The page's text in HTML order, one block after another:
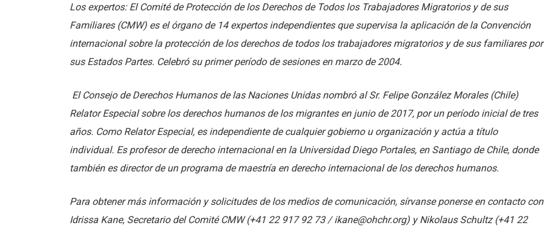
Los expertos: El Comité de Protección de los Derechos de Todos los Trabajadores Migratorios y de sus
Familiares (CMW) es el órgano de 14 expertos independientes que supervisa la aplicación de la Convención
internacional sobre la protección de los derechos de todos los trabajadores migratorios y de sus familiares por
sus Estados Partes. Celebró su primer período de sesiones en marzo de 2004.
El Consejo de Derechos Humanos de las Naciones Unidas nombró al Sr. Felipe González Morales (Chile)
Relator Especial sobre los derechos humanos de los migrantes en junio de 2017, por un período inicial de tres
años. Como Relator Especial, es independiente de cualquier gobierno u organización y actúa a título
individual. Es profesor de derecho internacional en la Universidad Diego Portales, en Santiago de Chile, donde
también es director de un programa de maestría en derecho internacional de los derechos humanos.
Para obtener más información y solicitudes de los medios de comunicación, sírvanse ponerse en contacto con
Idrissa Kane, Secretario del Comité CMW (+41 22 917 92 73 / ikane@ohchr.org) y Nikolaus Schultz (+41 22